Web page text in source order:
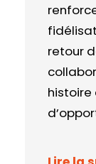
retour